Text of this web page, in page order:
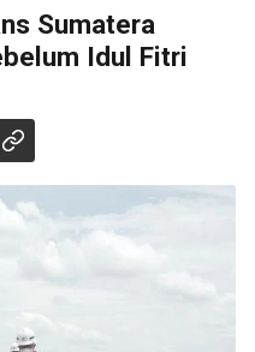
Sumatera
Idul Fitri